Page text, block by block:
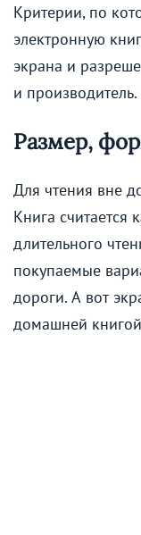
Критерии, по
электронную
экрана и
и производитель.
Размер,
Для чтения вне
Книга
длительного
покупаемые
дороги. А вот
домашней